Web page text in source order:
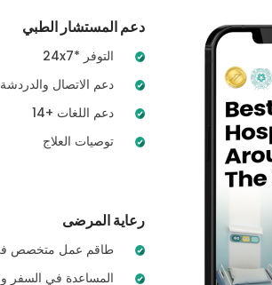
دعم المستشار الطبي
رعاية المرضى